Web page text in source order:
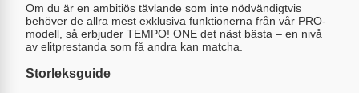
Om du är en ambitiös tävlande som inte nödvändigtvis
behöver de allra mest exklusiva funktionerna från vår PRO-
modell, så erbjuder TEMPO! ONE det näst bästa – en nivå
av elitprestanda som få andra kan matcha.
Storleksguide